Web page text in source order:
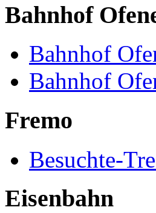
Bahnhof
Bahnhof
Bahnhof
Fremo
Besuchte-
Eisenbahn